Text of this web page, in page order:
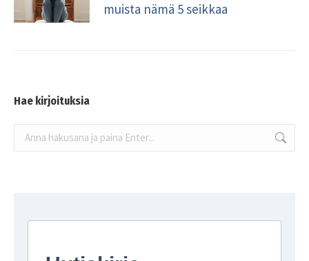
muista nämä 5 seikkaa
Hae kirjoituksia
Search: